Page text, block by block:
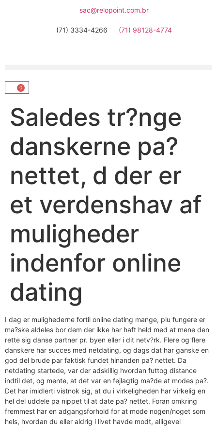
sac@relopoint.com.br
(71) 3334-4266 (71) 98128-4774
0
Saledes tr?nge
danskerne pa?
nettet, d der er
et verdenshav af
muligheder
indenfor online
dating
I dag er mulighederne fortil online dating mange, plu fungere er
ma?ske aldeles bor dem der ikke har haft held med at mene den
rette sig danse partner pr. byen eller i dit netv?rk. Flere og flere
danskere har succes med netdating, og dags dat har ganske en
god del brude par faktisk fundet hinanden pa? nettet. Da
netdating startede, var der adskillig hvordan futtog distance
indtil det, og mente, at det var en fejlagtig ma?de at modes pa?.
Det har imidlerti vistnok sig, at du i virkeligheden har virkelig en
hel del uddele pa nippet til at date pa? nettet. Foran omkring
fremmest har en adgangsforhold for at mode nogen/noget som
hels, hvordan du eller aldrig i livet havde modt, alligevel